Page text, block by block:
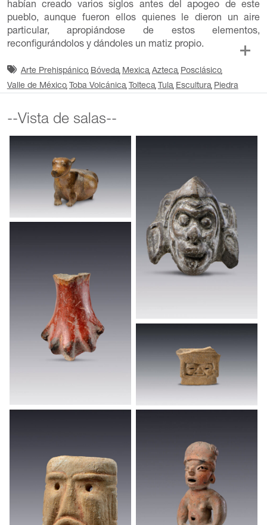
habían creado varios siglos antes del apogeo de este
pueblo, aunque fueron ellos quienes le dieron un aire
particular, apropiándose de estos elementos,
reconfigurándolos y dándoles un matiz propio.
Arte Prehispánico Bóveda Mexica Azteca Posclásico
Valle de México Toba Volcánica Tolteca Tula Escultura Piedra
--Vista de salas--